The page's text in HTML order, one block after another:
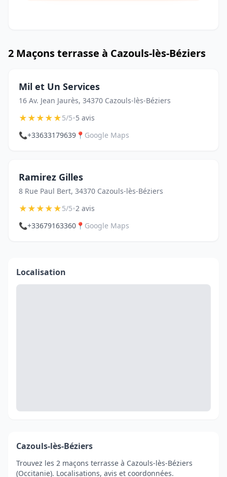
2 Maçons terrasse à Cazouls-lès-Béziers
Mil et Un Services
16 Av. Jean Jaurès, 34370 Cazouls-lès-Béziers
★★★★★5/5•5 avis
📞+33633179639 📍 Google Maps
Ramirez Gilles
8 Rue Paul Bert, 34370 Cazouls-lès-Béziers
★★★★★5/5•2 avis
📞+33679163360 📍 Google Maps
Localisation
Cazouls-lès-Béziers
Trouvez les 2 maçons terrasse à Cazouls-lès-Béziers
(Occitanie). Localisations, avis et coordonnées.